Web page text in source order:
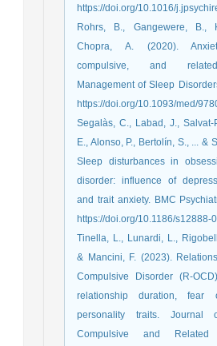
https://doi.org/10.1016/
Rohrs, B., Gangewere, B.,
Chopra, A. (2020).
compulsive, and
Management of Sleep
https://doi.org/10.1093/med/
Segalàs, C., Labad, J.,
E., Alonso, P., Bertolín, S., ... &
Sleep disturbances in
disorder: influence of
and trait anxiety. BMC
https://doi.org/10.1186/s12888-
Tinella, L., Lunardi, L.,
& Mancini, F. (2023).
Compulsive Disorder (R-
relationship duration,
personality traits. Journal
Compulsive and Related